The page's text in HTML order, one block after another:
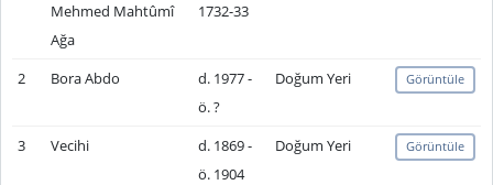
Mehmed Mahtûmî
Ağa
1732-33
2 Bora Abdo
d. 1977 -
ö. ?
Doğum Yeri Görüntüle
3 Vecihi
d. 1869 -
ö. 1904
Doğum Yeri Görüntüle